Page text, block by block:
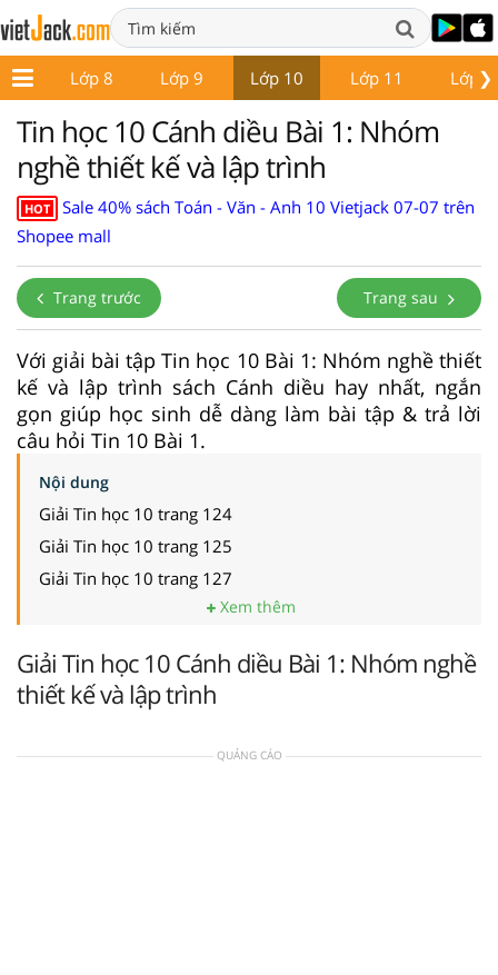
❯
7 Lớp 8 Lớp 9 Lớp 10 Lớp 11 Lớp
Tin học 10 Cánh diều Bài 1: Nhóm
nghề thiết kế và lập trình
HOT
Sale 40% sách Toán - Văn - Anh 10 Vietjack 07-07 trên
Shopee mall
Trang trước Trang sau
Với giải bài tập Tin học 10 Bài 1: Nhóm nghề thiết
kế và lập trình sách Cánh diều hay nhất, ngắn
gọn giúp học sinh dễ dàng làm bài tập & trả lời
câu hỏi Tin 10 Bài 1.
Nội dung
Giải Tin học 10 trang 124
Giải Tin học 10 trang 125
Giải Tin học 10 trang 127
Xem thêm
Giải Tin học 10 Cánh diều Bài 1: Nhóm nghề
thiết kế và lập trình
QUẢNG CÁO